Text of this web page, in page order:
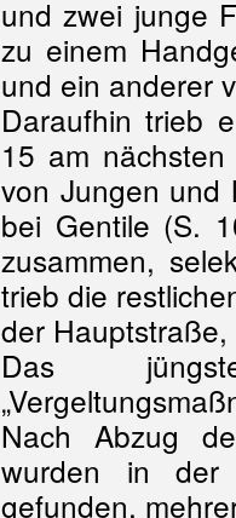
und zwei junge
zu einem
und ein anderer
Daraufhin trieb
15 am
von Jungen und
bei Gentile (S.
zusammen,
trieb die
der
Das
Nach Abzug
wurden in der
gefunden,